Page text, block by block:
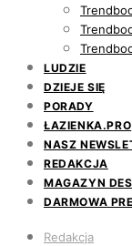
LUDZIE
DZIEJE SIĘ
PORADY
ŁAZIENKA.PRO
NASZ
REDAKCJA
MAGAZYN
DARMOWA
Redakcja